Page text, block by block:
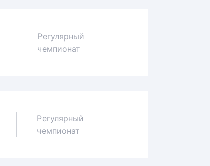
Регулярный
чемпионат
Регулярный
чемпионат